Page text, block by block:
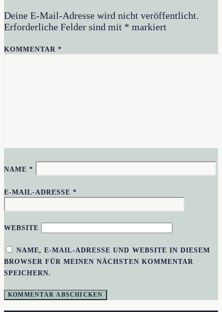
Deine E-Mail-Adresse wird nicht veröffentlicht.
Erforderliche Felder sind mit * markiert
KOMMENTAR*
NAME*
E-MAIL-ADRESSE*
WEBSITE
NAME, E-MAIL-ADRESSE UND WEBSITE IN DIESEM
BROWSER FÜR MEINEN NÄCHSTEN KOMMENTAR
SPEICHERN.